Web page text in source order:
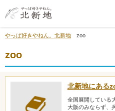
やっぱ好きやねん。北新地 zoo
zoo
北新地にある
全国展開している
大阪のみならず、